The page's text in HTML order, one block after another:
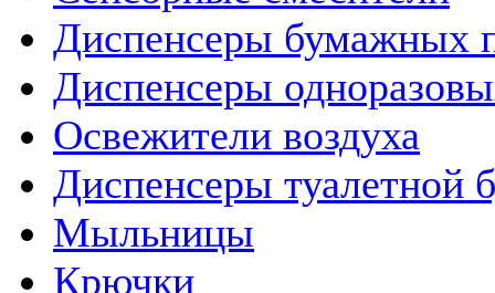
Диспенсеры бумажных
Диспенсеры
Освежители воздуха
Диспенсеры туалетной
Мыльницы
Крючки